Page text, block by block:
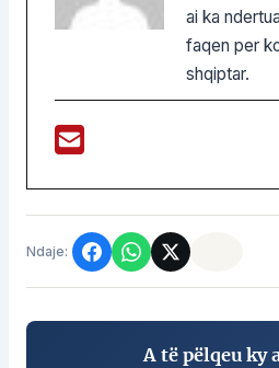
ai ka
faqen per
shqiptar.
Ndaje:
A të pëlqeu ky